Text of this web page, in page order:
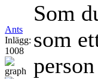
Ants
Inlägg:
1008
Som
som